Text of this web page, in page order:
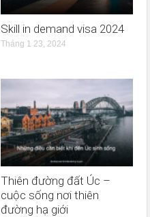
Skill in demand visa 2024
Tháng 1 23, 2024
Thiên đường đất Úc –
cuộc sống nơi thiên
đường hạ giới